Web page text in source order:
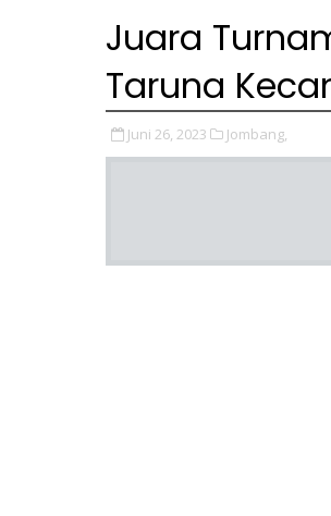
Juara
Taruna
Juni 26, 2023 Jombang,